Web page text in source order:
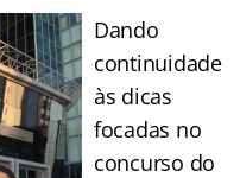
Dando
continuidade
às dicas
focadas no
concurso do